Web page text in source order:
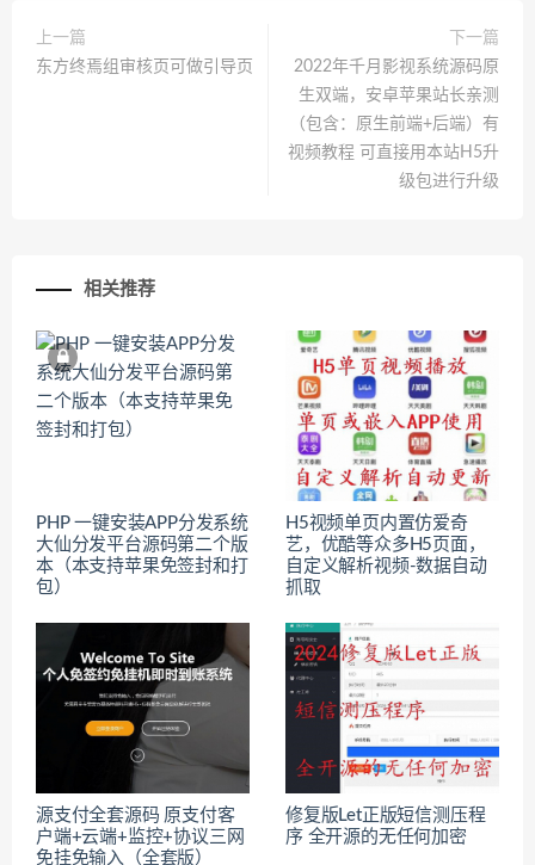
上一篇
东方终焉组审核页可做引导页
下一篇
2022年千月影视系统源码原
生双端，安卓苹果站长亲测
（包含：原生前端+后端）有
视频教程 可直接用本站H5升
级包进行升级
相关推荐
PHP 一键安装APP分发系统
大仙分发平台源码第二个版
本（本支持苹果免签封和打
包）
H5视频单页内置仿爱奇
艺，优酷等众多H5页面，
自定义解析视频-数据自动
抓取
源支付全套源码 原支付客
户端+云端+监控+协议三网
免挂免输入（全套版）
修复版Let正版短信测压程
序 全开源的无任何加密